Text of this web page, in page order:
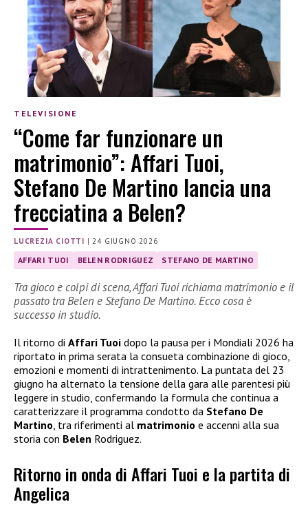
TELEVISIONE
“Come far funzionare un
matrimonio”: Affari Tuoi,
Stefano De Martino lancia una
frecciatina a Belen?
LUCREZIA CIOTTI | 24 GIUGNO 2026
AFFARI TUOI BELEN RODRIGUEZ STEFANO DE MARTINO
Tra gioco e colpi di scena, Affari Tuoi richiama matrimonio e il
passato tra Belen e Stefano De Martino. Ecco cosa è
successo in studio.
Il ritorno di Affari Tuoi dopo la pausa per i Mondiali 2026 ha
riportato in prima serata la consueta combinazione di gioco,
emozioni e momenti di intrattenimento. La puntata del 23
giugno ha alternato la tensione della gara alle parentesi più
leggere in studio, confermando la formula che continua a
caratterizzare il programma condotto da Stefano De
Martino, tra riferimenti al matrimonio e accenni alla sua
storia con Belen Rodriguez.
Ritorno in onda di Affari Tuoi e la partita di
Angelica